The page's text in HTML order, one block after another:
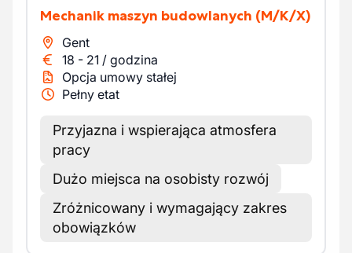
Mechanik maszyn budowlanych (M/K/X)
Gent
18 - 21 / godzina
Opcja umowy stałej
Pełny etat
Przyjazna i wspierająca atmosfera
pracy
Dużo miejsca na osobisty rozwój
Zróżnicowany i wymagający zakres
obowiązków